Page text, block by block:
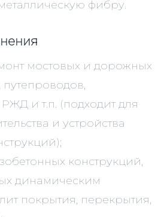
фибру.
мостовых и дорожных
и т.п. (подходит для
и устройства
конструкций,
динамическим
покрытия, перекрытия,